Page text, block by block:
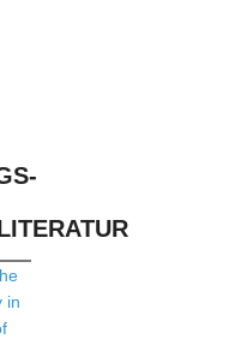
in